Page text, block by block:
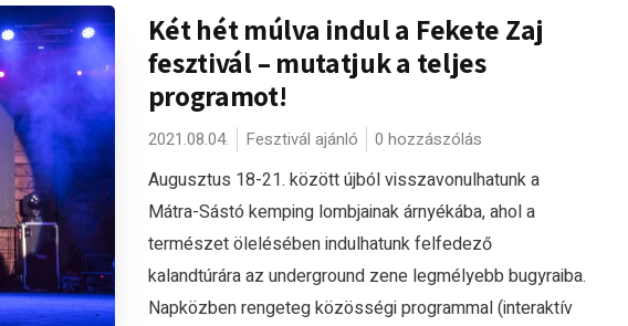
Két hét múlva indul a Fekete Zaj
fesztivál – mutatjuk a teljes
programot!
2021.08.04. Fesztivál ajánló 0 hozzászólás
Augusztus 18-21. között újból visszavonulhatunk a
Mátra-Sástó kemping lombjainak árnyékába, ahol a
természet ölelésében indulhatunk felfedező
kalandtúrára az underground zene legmélyebb bugyraiba.
Napközben rengeteg közösségi programmal (interaktív